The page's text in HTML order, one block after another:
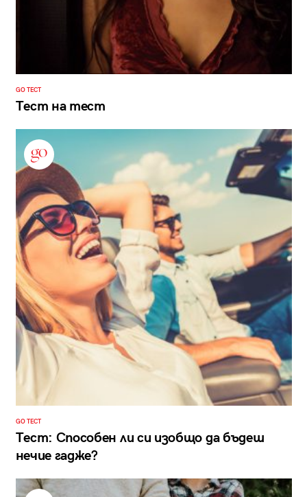
GO ТЕСТ
Тест на тест
GO ТЕСТ
Тест: Способен ли си изобщо да бъдеш
нечие гадже?